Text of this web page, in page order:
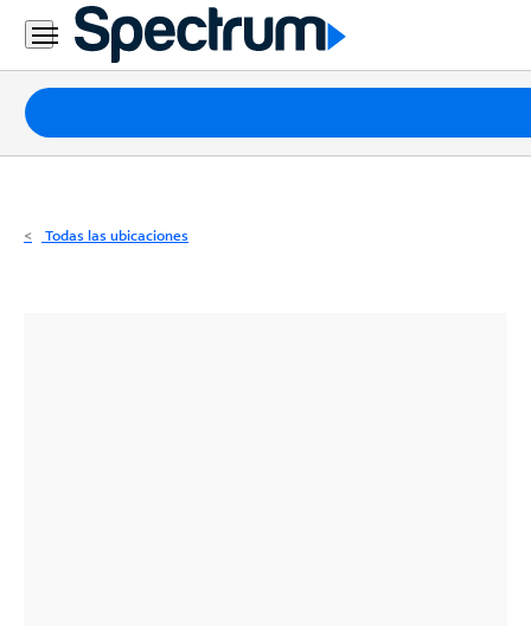
Residencial
Business
Paquetes
Internet
Todas las ubicaciones